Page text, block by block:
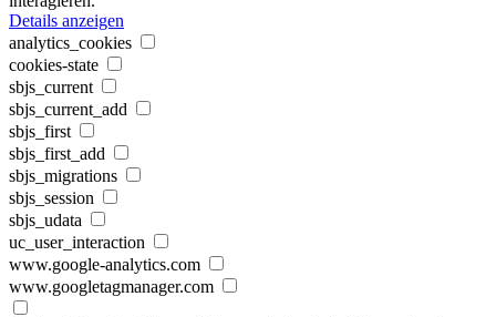
Details anzeigen
analytics_cookies
cookies-state
sbjs_current
sbjs_current_add
sbjs_first
sbjs_first_add
sbjs_migrations
sbjs_session
sbjs_udata
uc_user_interaction
www.google-analytics.com
www.googletagmanager.com